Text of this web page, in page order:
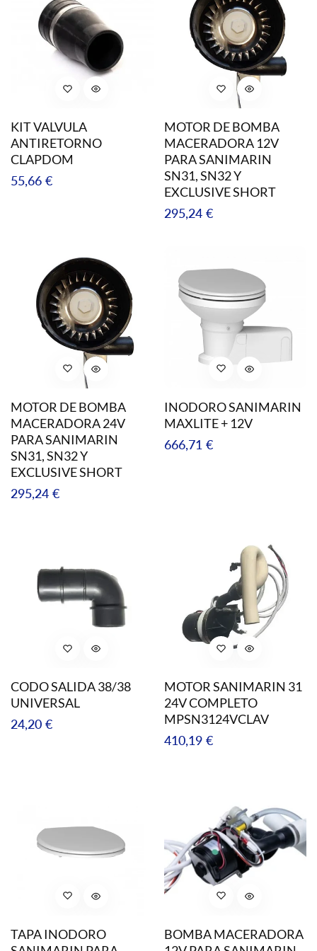
KIT VALVULA
ANTIRETORNO
CLAPDOM
Precio
55,66 €
MOTOR DE BOMBA
MACERADORA 12V
PARA SANIMARIN
SN31, SN32 Y
EXCLUSIVE SHORT
Precio
295,24 €
MOTOR DE BOMBA
MACERADORA 24V
PARA SANIMARIN
SN31, SN32 Y
EXCLUSIVE SHORT
Precio
295,24 €
INODORO SANIMARIN
MAXLITE + 12V
Precio
666,71 €
CODO SALIDA 38/38
UNIVERSAL
Precio
24,20 €
MOTOR SANIMARIN 31
24V COMPLETO
MPSN3124VCLAV
Precio
410,19 €
TAPA INODORO
BOMBA MACERADORA